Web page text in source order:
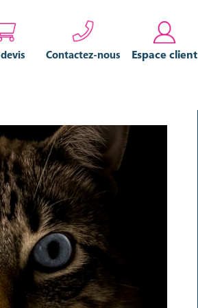
Contactez-nous Espace client